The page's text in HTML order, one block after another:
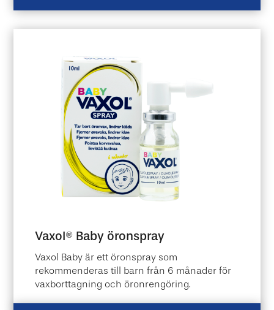
Vaxol® Baby öronspray
Vaxol Baby är ett öronspray som
rekommenderas till barn från 6 månader för
vaxborttagning och öronrengöring.